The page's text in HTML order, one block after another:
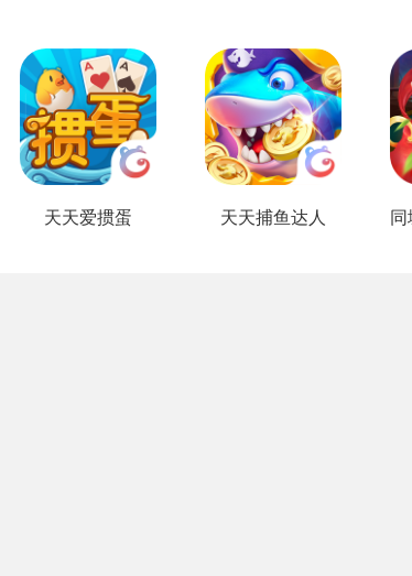
天天爱掼蛋 天天捕鱼达人